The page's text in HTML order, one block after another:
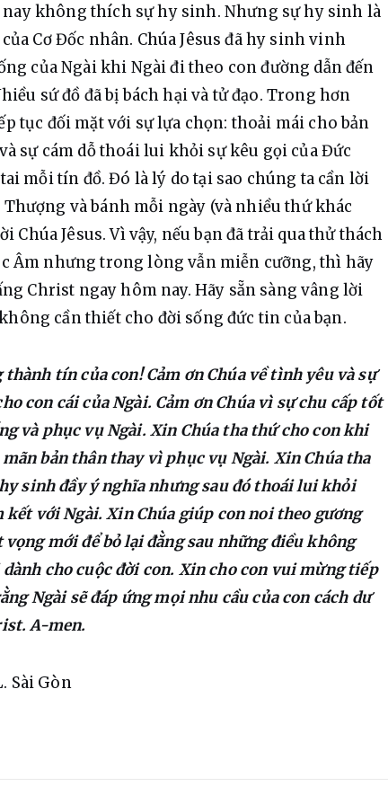
không thích sự hy sinh. Nhưng sự hy sinh là
Cơ Đốc nhân. Chúa Jêsus đã hy sinh vinh
của Ngài khi Ngài đi theo con đường dẫn đến
sứ đồ đã bị bách hại và tử đạo. Trong hơn
tục đối mặt với sự lựa chọn: thoải mái cho bản
sự cám dỗ thoái lui khỏi sự kêu gọi của Đức
mỗi tín đồ. Đó là lý do tại sao chúng ta cần lời
và bánh mỗi ngày (và nhiều thứ khác
Chúa Jêsus. Vì vậy, nếu bạn đã trải qua thử thách
Âm nhưng trong lòng vẫn miễn cưỡng, thì hãy
Christ ngay hôm nay. Hãy sẵn sàng vâng lời
cần thiết cho đời sống đức tin của bạn.
tín của con! Cảm ơn Chúa về tình yêu và sự
con cái của Ngài. Cảm ơn Chúa vì sự chu cấp tốt
và phục vụ Ngài. Xin Chúa tha thứ cho con khi
bản thân thay vì phục vụ Ngài. Xin Chúa tha
sinh đầy ý nghĩa nhưng sau đó thoái lui khỏi
kết với Ngài. Xin Chúa giúp con noi theo gương
vọng mới để bỏ lại đằng sau những điều không
cho cuộc đời con. Xin cho con vui mừng tiếp
Ngài sẽ đáp ứng mọi nhu cầu của con cách dư
A-men.
Sài Gòn